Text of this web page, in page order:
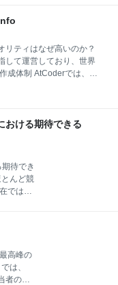
始めた
ABCの
用さ
在の生
ので
更する
ル変更
リティはなぜ高いのか？
して運営しており、世界
成体制 AtCoderでは、原
テストを作成していま
の案です。Writerがその
では、Writerと
で問題を作成すること
。ARCやAGCなどの上位
ける期待できる
待でき
んど競
では、
ITエ
を経
どうい
す。
ーテ
高峰の
は、
者の方